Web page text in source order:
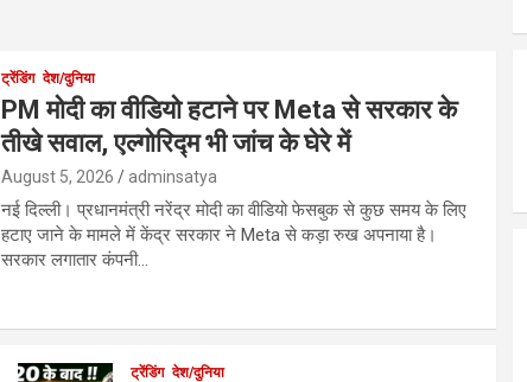
ट्रेंडिंग देश/दुनिया
PM मोदी का वीडियो हटाने पर Meta से सरकार के
तीखे सवाल, एल्गोरिद्म भी जांच के घेरे में
August 5, 2026 adminsatya
नई दिल्ली। प्रधानमंत्री नरेंद्र मोदी का वीडियो फेसबुक से कुछ समय के लिए
हटाए जाने के मामले में केंद्र सरकार ने Meta से कड़ा रुख अपनाया है।
सरकार लगातार कंपनी…
ट्रेंडिंग देश/दुनिया